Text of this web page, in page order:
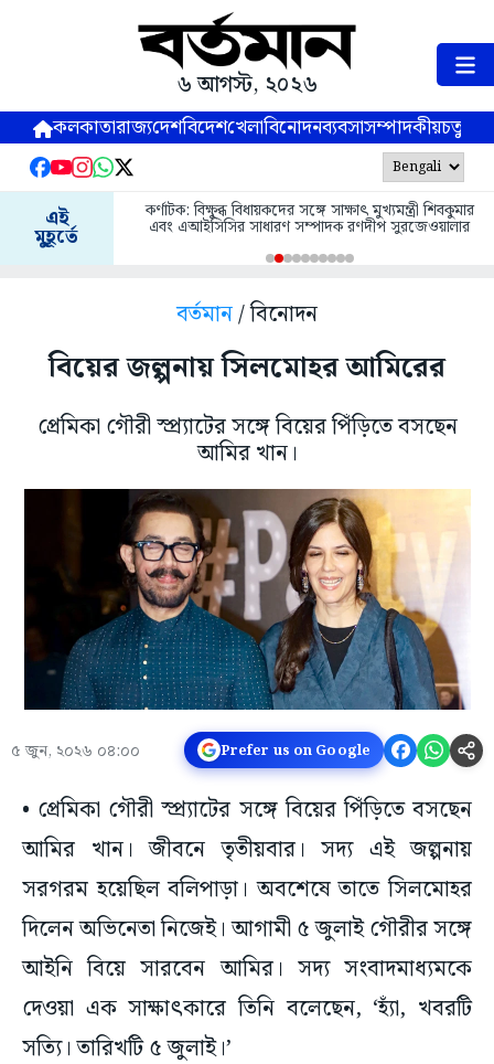
৬ আগস্ট, ২০২৬
কলকাতারাজ্যদেশবিদেশখেলাবিনোদনব্যবসাসম্পাদকীয়
এই
মুহূর্তে
কর্ণাটক: বিক্ষুব্ধ বিধায়কদের সঙ্গে সাক্ষাৎ মুখ্যমন্ত্রী শিবকুমার
এবং এআইসিসির সাধারণ সম্পাদক রণদীপ সুরজেওয়ালার
বর্তমান/ বিনোদন
বিয়ের জল্পনায় সিলমোহর আমিরের
প্রেমিকা গৌরী স্প্র্যাটের সঙ্গে বিয়ের পিঁড়িতে বসছেন
আমির খান।
৫ জুন, ২০২৬ ০৪:০০ Prefer us on Google
• প্রেমিকা গৌরী স্প্র্যাটের সঙ্গে বিয়ের পিঁড়িতে বসছেন
আমির খান। জীবনে তৃতীয়বার। সদ্য এই জল্পনায়
সরগরম হয়েছিল বলিপাড়া। অবশেষে তাতে সিলমোহর
দিলেন অভিনেতা নিজেই। আগামী ৫ জুলাই গৌরীর সঙ্গে
আইনি বিয়ে সারবেন আমির। সদ্য সংবাদমাধ্যমকে
দেওয়া এক সাক্ষাৎকারে তিনি বলেছেন, ‘হ্যাঁ, খবরটি
সত্যি। তারিখটি ৫ জুলাই।’